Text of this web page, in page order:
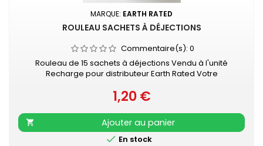
MARQUE: EARTH RATED
ROULEAU SACHETS À DÉJECTIONS
Commentaire(s): 0
Rouleau de 15 sachets à déjections Vendu à l'unité
Recharge pour distributeur Earth Rated Votre
Prix
1,20 €

Ajouter au panier
 En stock